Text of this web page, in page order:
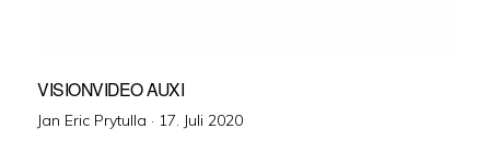
VISIONVIDEO AUXI
Jan Eric Prytulla · Veröffentlicht
17. Juli 2020